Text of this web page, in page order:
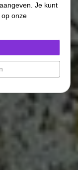
Je kunt
onze